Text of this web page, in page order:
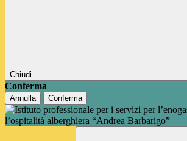
Chiudi
Conferma
Annulla Conferma